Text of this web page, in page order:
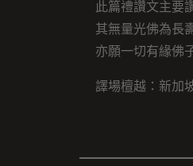
此篇禮讚文主要
其無量光佛為長
亦願一切有緣佛
譯場檀越：新加